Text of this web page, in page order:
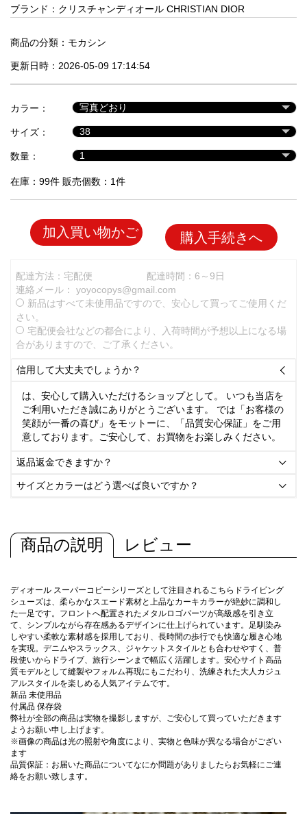
気
商
セ
ル
品
ブランド： クリスチャンディオール CHRISTIAN DIOR
商品の分類： モカシン
更新日時：2026-05-09 17:14:54
カラー：
サイズ：
数量：
在庫：99件 販売個数：1件
加入買い物かご 購入手続きへ
配達方法：宅配便
配達時間：6～9日
連絡メール： yoyocopys@gmail.com
新品はすべて未使用品ですので、安心して買ってご使用くだ
さい。
宅配便会社などの都合により、入荷時間が予想以上になる場
合がありますので、ご了承ください。
信用して大丈夫でしょうか？ 
は、安心して購入いただけるショップとして。 いつも当店を
ご利用いただき誠にありがとうございます。 では「お客様の
笑顔が一番の喜び」をモットーに、「品質安心保証」をご用
意しております。ご安心して、お買物をお楽しみください。
返品返金できますか？ 
サイズとカラーはどう選べば良いですか？ 
商品の説明 レビュー
ディオール スーパーコピーシリーズとして注目されるこちらドライビング
シューズは、柔らかなスエード素材と上品なカーキカラーが絶妙に調和し
た一足です。フロントへ配置されたメタルロゴパーツが高級感を引き立
て、シンプルながら存在感あるデザインに仕上げられています。足馴染み
しやすい柔軟な素材感を採用しており、長時間の歩行でも快適な履き心地
を実現。デニムやスラックス、ジャケットスタイルとも合わせやすく、普
段使いからドライブ、旅行シーンまで幅広く活躍します。安心サイト高品
質モデルとして縫製やフォルム再現にもこだわり、洗練された大人カジュ
アルスタイルを楽しめる人気アイテムです。
新品 未使用品
付属品 保存袋
弊社が全部の商品は実物を撮影しますが、ご安心して買っていただきます
ようお願い申し上げます。
※画像の商品は光の照射や角度により、実物と色味が異なる場合がござい
ます
品質保証：お届いた商品についてなにか問題がありましたらお気軽にご連
絡をお願い致します。